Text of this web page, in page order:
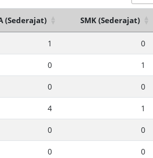
(Sederajat) SMK (Sederajat)
1 0
0 1
0 0
4 1
0 0
0 0